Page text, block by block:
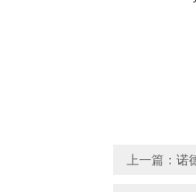
上一篇： 诺